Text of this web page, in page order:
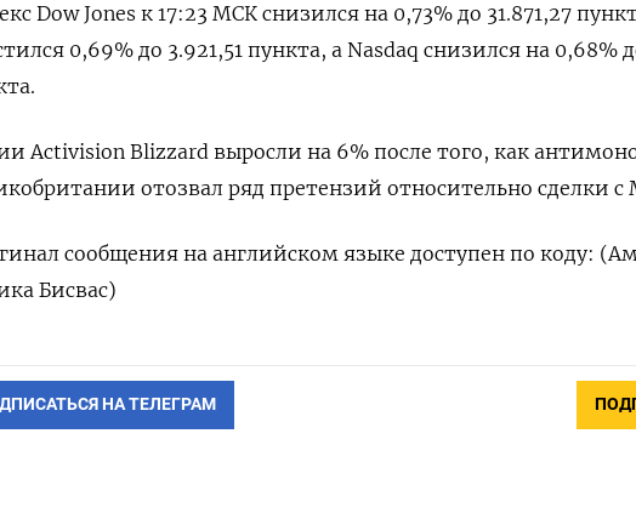
Dow Jones к 17:23 МСК снизился на 0,73% до 31.871,27
0,69% до 3.921,51​ пункта, а Nasdaq снизился на 0,68%
Activision Blizzard выросли на 6% после того, как
отозвал ряд претензий относительно сделки с
сообщения на английском языке доступен по коду:
Бисвас)
НА ТЕЛЕГРАМ